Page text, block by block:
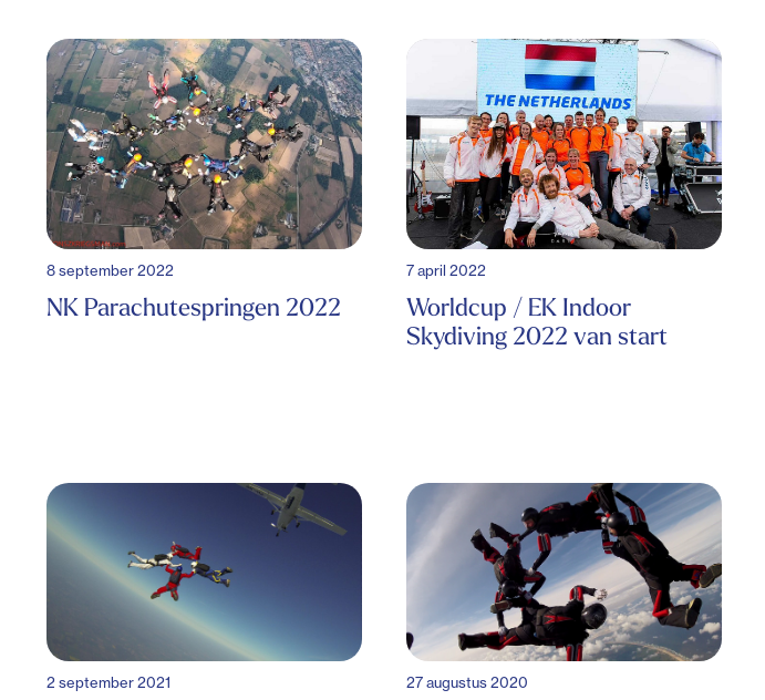
8 september 2022
NK Parachutespringen 2022
7 april 2022
Worldcup / EK Indoor
Skydiving 2022 van start
2 september 2021 27 augustus 2020